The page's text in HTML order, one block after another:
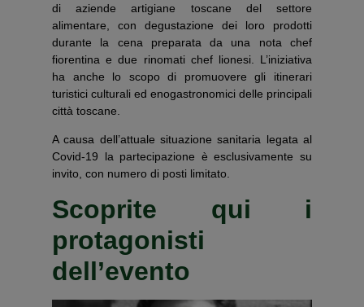
di aziende artigiane toscane del settore
alimentare, con degustazione dei loro prodotti
durante la cena preparata da una nota chef
fiorentina e due rinomati chef lionesi. L’iniziativa
ha anche lo scopo di promuovere gli itinerari
turistici culturali ed enogastronomici delle principali
città toscane.
A causa dell’attuale situazione sanitaria legata al
Covid-19 la partecipazione è esclusivamente su
invito, con numero di posti limitato.
Scoprite qui i
protagonisti
dell’evento